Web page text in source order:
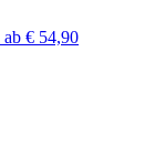
ab € 54,90